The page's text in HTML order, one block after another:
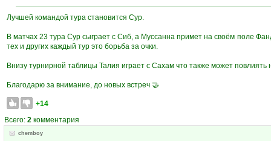
Лучшей командой тура становится Сур.
В матчах 23 тура Сур сыграет с Сиб, а Муссанна примет на своём поле
тех и других каждый тур это борьба за очки.
Внизу турнирной таблицы Талия играет с Сахам что также может повлиять
Благодарю за внимание, до новых встреч 🤝
+14
Всего: 2 комментария
chemboy